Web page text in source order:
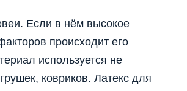
Если в нём высокое
происходит его
используется не
ковриков. Латекс для